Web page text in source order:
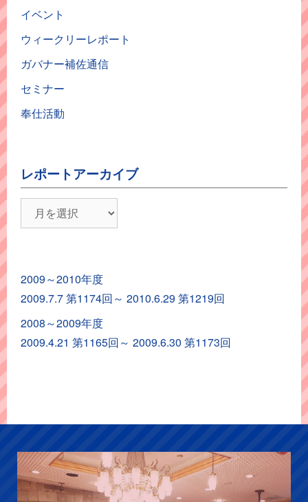
イベント
ウィークリーレポート
ガバナー補佐通信
セミナー
奉仕活動
レポートアーカイブ
ポ
ア
ー
カ
イ
2009～2010年度
2009.7.7 第1174回～ 2010.6.29 第1219回
2008～2009年度
2009.4.21 第1165回～ 2009.6.30 第1173回